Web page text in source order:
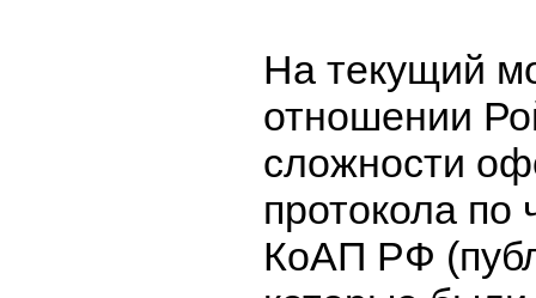
На текущий
отношении
сложности
протокола по
КоАП РФ